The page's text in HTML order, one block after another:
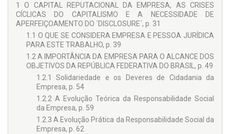
1 O CAPITAL REPUTACIONAL DA EMPRESA, AS CRISES
CÍCLICAS DO CAPITALISMO E A NECESSIDADE DE
APERFEIÇOAMENTO DO ´DISCLOSURE´, p. 31
1.1 O QUE SE CONSIDERA EMPRESA E PESSOA JURÍDICA
PARA ESTE TRABALHO, p. 39
1.2 A IMPORTÂNCIA DA EMPRESA PARA O ALCANCE DOS
OBJETIVOS DA REPÚBLICA FEDERATIVA DO BRASIL, p. 49
1.2.1 Solidariedade e os Deveres de Cidadania da
Empresa, p. 54
1.2.2 A Evolução Teórica da Responsabilidade Social
da Empresa, p. 59
1.2.3 A Evolução Prática da Responsabilidade Social da
Empresa, p. 62